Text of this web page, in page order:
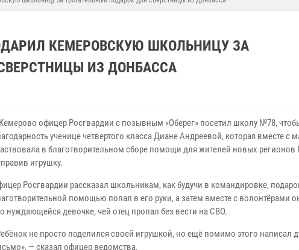
КЕМЕРОВСКУЮ ШКОЛЬНИЦУ ЗА
ИЗ ДОНБАССА
офицер Росгвардии с позывным «Оберег» посетил школу №78,
ученице четвертого класса Диане Андреевой, которая вместе с
в благотворительном сборе помощи для жителей новых регионов
игрушку.
Росгвардии рассказал школьникам, как будучи в командировке,
помощью попал в его руки, а затем вместе с волонтёрами
нуждающейся девочке, чей отец пропал без вести на СВО.
не просто поделился своей игрушкой, но ещё помимо этого написал
— сказал офицер ведомства.